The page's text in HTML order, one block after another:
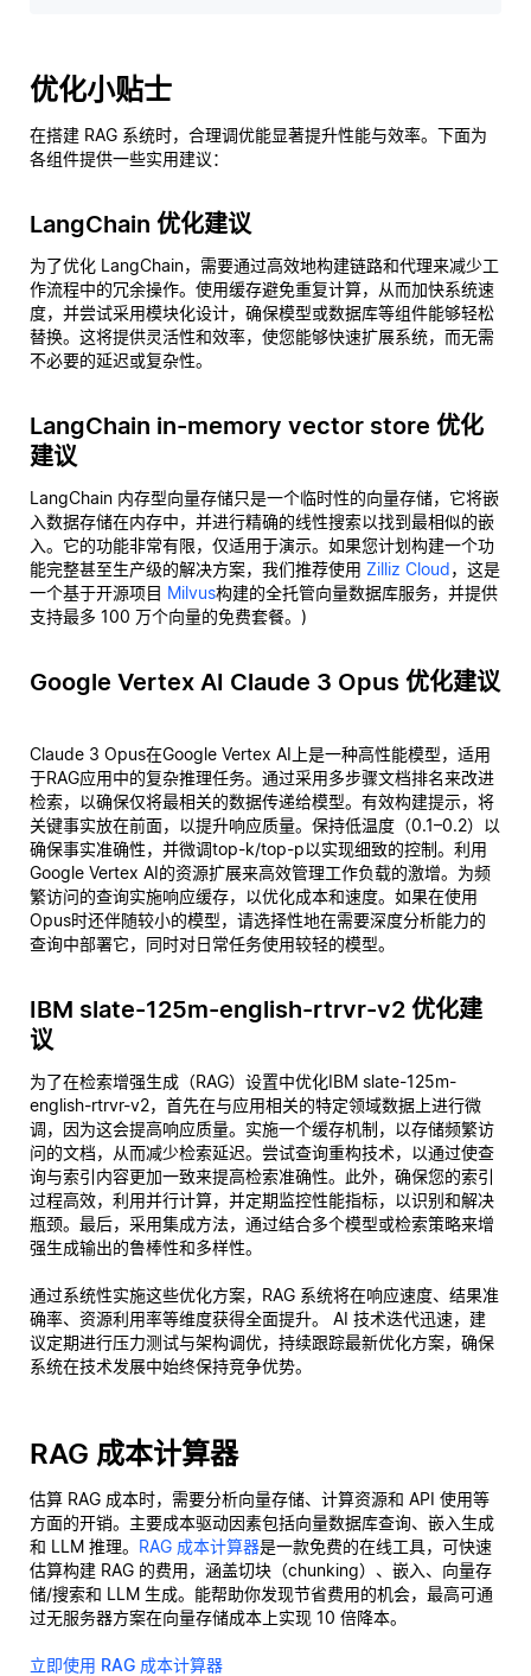
优化小贴士
在搭建 RAG 系统时，合理调优能显著提升性能与效率。下面为
各组件提供一些实用建议：
LangChain 优化建议
为了优化 LangChain，需要通过高效地构建链路和代理来减少工
作流程中的冗余操作。使用缓存避免重复计算，从而加快系统速
度，并尝试采用模块化设计，确保模型或数据库等组件能够轻松
替换。这将提供灵活性和效率，使您能够快速扩展系统，而无需
不必要的延迟或复杂性。
LangChain in-memory vector store 优化
建议
LangChain 内存型向量存储只是一个临时性的向量存储，它将嵌
入数据存储在内存中，并进行精确的线性搜索以找到最相似的嵌
入。它的功能非常有限，仅适用于演示。如果您计划构建一个功
能完整甚至生产级的解决方案，我们推荐使用 Zilliz Cloud，这是
一个基于开源项目 Milvus构建的全托管向量数据库服务，并提供
支持最多 100 万个向量的免费套餐。)
Google Vertex AI Claude 3 Opus 优化建议
Claude 3 Opus在Google Vertex AI上是一种高性能模型，适用
于RAG应用中的复杂推理任务。通过采用多步骤文档排名来改进
检索，以确保仅将最相关的数据传递给模型。有效构建提示，将
关键事实放在前面，以提升响应质量。保持低温度（0.1–0.2）以
确保事实准确性，并微调top-k/top-p以实现细致的控制。利用
Google Vertex AI的资源扩展来高效管理工作负载的激增。为频
繁访问的查询实施响应缓存，以优化成本和速度。如果在使用
Opus时还伴随较小的模型，请选择性地在需要深度分析能力的
查询中部署它，同时对日常任务使用较轻的模型。
IBM slate-125m-english-rtrvr-v2 优化建
议
为了在检索增强生成（RAG）设置中优化IBM slate-125m-
english-rtrvr-v2，首先在与应用相关的特定领域数据上进行微
调，因为这会提高响应质量。实施一个缓存机制，以存储频繁访
问的文档，从而减少检索延迟。尝试查询重构技术，以通过使查
询与索引内容更加一致来提高检索准确性。此外，确保您的索引
过程高效，利用并行计算，并定期监控性能指标，以识别和解决
瓶颈。最后，采用集成方法，通过结合多个模型或检索策略来增
强生成输出的鲁棒性和多样性。
通过系统性实施这些优化方案，RAG 系统将在响应速度、结果准
确率、资源利用率等维度获得全面提升。 AI 技术迭代迅速，建
议定期进行压力测试与架构调优，持续跟踪最新优化方案，确保
系统在技术发展中始终保持竞争优势。
RAG 成本计算器
估算 RAG 成本时，需要分析向量存储、计算资源和 API 使用等
方面的开销。主要成本驱动因素包括向量数据库查询、嵌入生成
和 LLM 推理。 RAG 成本计算器是一款免费的在线工具，可快速
估算构建 RAG 的费用，涵盖切块（chunking）、嵌入、向量存
储/搜索和 LLM 生成。能帮助你发现节省费用的机会，最高可通
过无服务器方案在向量存储成本上实现 10 倍降本。
立即使用 RAG 成本计算器